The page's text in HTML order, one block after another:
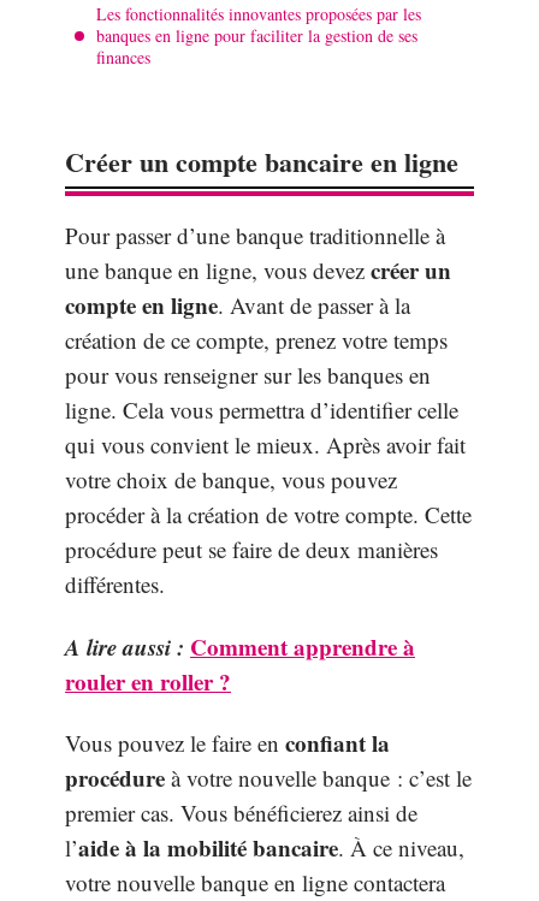
Les fonctionnalités innovantes proposées par les
banques en ligne pour faciliter la gestion de ses
finances
Créer un compte bancaire en ligne
Pour passer d’une banque traditionnelle à
une banque en ligne, vous devez créer un
compte en ligne. Avant de passer à la
création de ce compte, prenez votre temps
pour vous renseigner sur les banques en
ligne. Cela vous permettra d’identifier celle
qui vous convient le mieux. Après avoir fait
votre choix de banque, vous pouvez
procéder à la création de votre compte. Cette
procédure peut se faire de deux manières
différentes.
A lire aussi : Comment apprendre à
rouler en roller ?
Vous pouvez le faire en confiant la
procédure à votre nouvelle banque : c’est le
premier cas. Vous bénéficierez ainsi de
l’aide à la mobilité bancaire. À ce niveau,
votre nouvelle banque en ligne contactera